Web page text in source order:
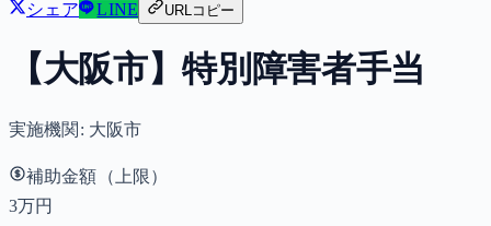
シェア
LINE URLコピー
【大阪市】特別障害者手当
実施機関: 大阪市
補助金額（上限）
3万円